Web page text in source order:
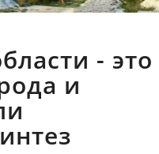
- это
и